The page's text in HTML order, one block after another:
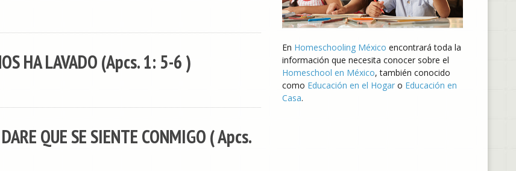
HA LAVADO (Apcs. 1: 5-6 )
QUE SE SIENTE CONMIGO ( Apcs.
En Homeschooling México encontrará toda la
información que necesita conocer sobre el
Homeschool en México, también conocido
como Educación en el Hogar o Educación en
Casa.